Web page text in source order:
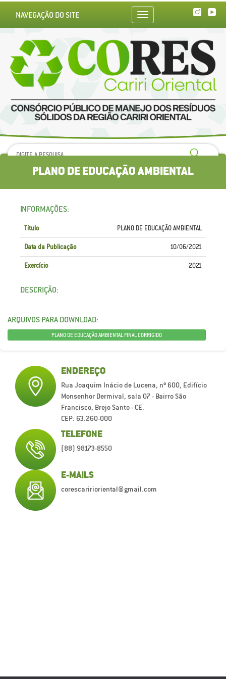
Toggle
navigation
NAVEGAÇÃO DO SITE
PLANO DE EDUCAÇÃO AMBIENTAL
INFORMAÇÕES:
Título PLANO DE EDUCAÇÃO AMBIENTAL
Data da Publicação 10/06/2021
Exercício 2021
DESCRIÇÃO:
ARQUIVOS PARA DOWNLOAD:
PLANO DE EDUCAÇÃO AMBIENTAL FINAL CORRIGIDO
ENDEREÇO
Rua Joaquim Inácio de Lucena, nº 600, Edifício
Monsenhor Dermival, sala 07 - Bairro São
Francisco, Brejo Santo - CE.
CEP: 63.260-000
TELEFONE
(88) 98173-8550
E-MAILS
corescaririoriental@gmail.com